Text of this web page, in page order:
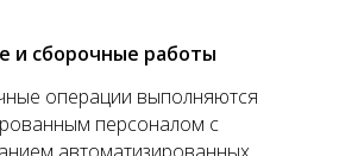
и сборочные работы
операции выполняются
персоналом с